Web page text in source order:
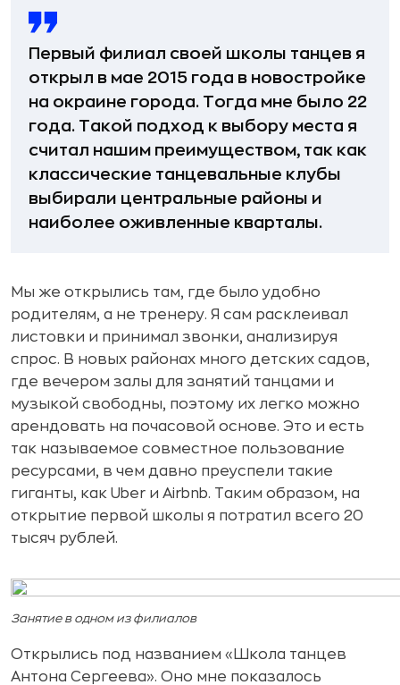
Первый филиал своей школы танцев я
открыл в мае 2015 года в новостройке
на окраине города. Тогда мне было 22
года. Такой подход к выбору места я
считал нашим преимуществом, так как
классические танцевальные клубы
выбирали центральные районы и
наиболее оживленные кварталы.
Мы же открылись там, где было удобно
родителям, а не тренеру. Я сам расклеивал
листовки и принимал звонки, анализируя
спрос. В новых районах много детских садов,
где вечером залы для занятий танцами и
музыкой свободны, поэтому их легко можно
арендовать на почасовой основе. Это и есть
так называемое совместное пользование
ресурсами, в чем давно преуспели такие
гиганты, как Uber и Airbnb. Таким образом, на
открытие первой школы я потратил всего 20
тысяч рублей.
Занятие в одном из филиалов
Открылись под названием «Школа танцев
Антона Сергеева». Оно мне показалось